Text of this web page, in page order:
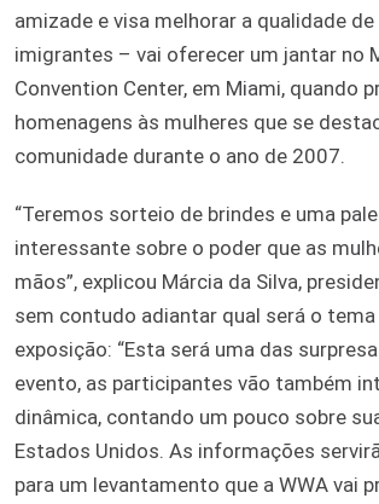
amizade e visa melhorar a qualidade de
imigrantes – vai oferecer um jantar no
Convention Center, em Miami, quando
homenagens às mulheres que se
comunidade durante o ano de 2007.
“Teremos sorteio de brindes e uma
interessante sobre o poder que as
mãos”, explicou Márcia da Silva,
sem contudo adiantar qual será o
exposição: “Esta será uma das
evento, as participantes vão também
dinâmica, contando um pouco sobre
Estados Unidos. As informações
para um levantamento que a WWA vai